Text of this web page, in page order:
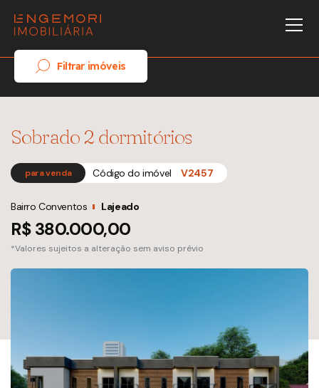
Filtrar imóveis
Sobrado 2 dormitórios
para venda Código do imóvel V2457
Bairro Conventos Lajeado
R$ 380.000,00
*Valores sujeitos a alteração sem aviso prévio